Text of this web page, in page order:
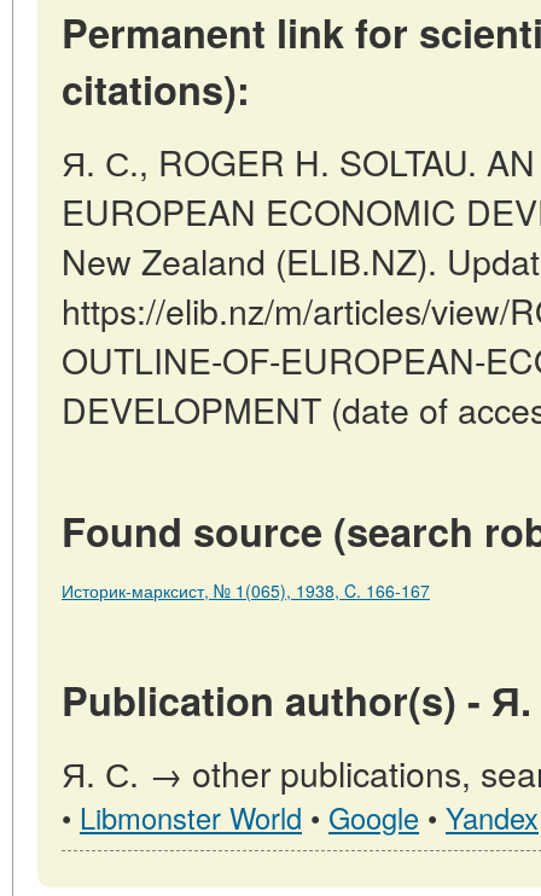
Permanent link for
citations):
Я. С., ROGER H. SOLTAU.
EUROPEAN ECONOMIC
New Zealand (ELIB.NZ).
https://elib.nz/m/articles/view/
OUTLINE-OF-EUROPEAN-
DEVELOPMENT (date of
Found source (search
Историк-марксист, № 1(065), 1938, C. 166-167
Publication author(s) -
Я. С. → other publications,
• Libmonster World • Google • Yandex